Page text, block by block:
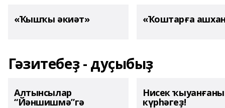
«Ҡышҡы әкиәт» «Ҡоштарға
Гәзитебеҙ - дуҫыбыҙ
Алтынсылар
“Йәншишмә”гә
Нисек
күрһәгеҙ!